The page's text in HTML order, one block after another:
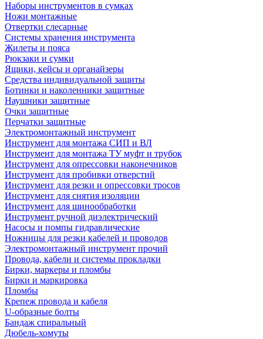
Наборы инструментов в сумках
Ножи монтажные
Отвертки слесарные
Системы хранения инструмента
Жилеты и пояса
Рюкзаки и сумки
Ящики, кейсы и органайзеры
Средства индивидуальной защиты
Ботинки и наколенники защитные
Наушники защитные
Очки защитные
Перчатки защитные
Электромонтажный инструмент
Инструмент для монтажа СИП и ВЛ
Инструмент для монтажа ТУ муфт и трубок
Инструмент для опрессовки наконечников
Инструмент для пробивки отверстий
Инструмент для резки и опрессовки тросов
Инструмент для снятия изоляции
Инструмент для шинообработки
Инструмент ручной диэлектрический
Насосы и помпы гидравлические
Ножницы для резки кабелей и проводов
Электромонтажный инструмент прочий
Провода, кабели и системы прокладки
Бирки, маркеры и пломбы
Бирки и маркировка
Пломбы
Крепеж провода и кабеля
U-образные болты
Бандаж спиральный
Дюбель-хомуты